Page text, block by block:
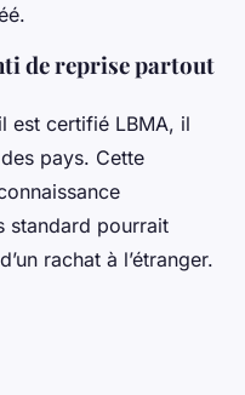
de reprise partout
est certifié LBMA, il
pays. Cette
standard pourrait
rachat à l’étranger.